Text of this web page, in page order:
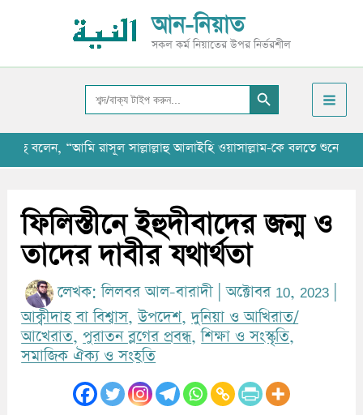
আন-নিয়াত
সকল কর্ম নিয়াতের উপর নির্ভরশীল
Search
for:
Search Button
রাসূল সাল্লাল্লাহু আলাইহি ওয়াসাল্লাম-কে বলতে শুনেছি যে,
ফিলিস্তীনে ইহুদীবাদের জন্ম ও
তাদের দাবীর যথার্থতা
লেখক: লিলবর আল-বারাদী |অক্টোবর 10, 2023
আক্বীদাহ বা বিশ্বাস,উপদেশ,দুনিয়া ও আখিরাত/
আখেরাত,পুরাতন ব্লগের প্রবন্ধ,শিক্ষা ও সংস্কৃতি,
সমাজিক ঐক্য ও সংহতি
ই